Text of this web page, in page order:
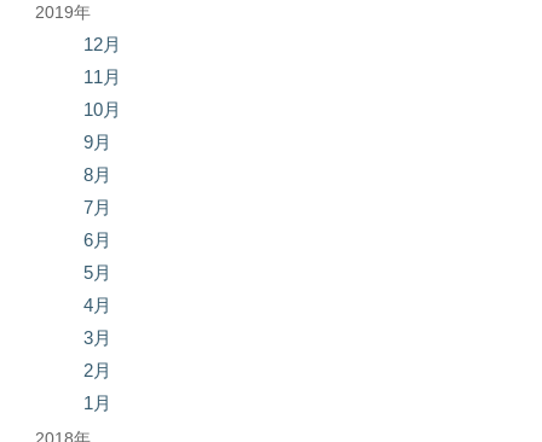
2019年
12月
11月
10月
9月
8月
7月
6月
5月
4月
3月
2月
1月